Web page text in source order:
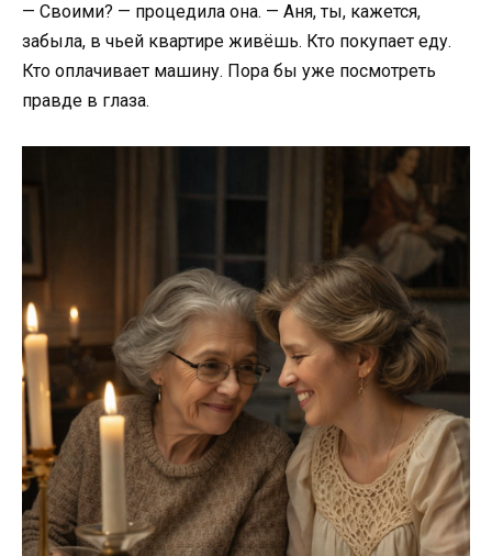
— Своими? — процедила она. — Аня, ты, кажется,
забыла, в чьей квартире живёшь. Кто покупает еду.
Кто оплачивает машину. Пора бы уже посмотреть
правде в глаза.